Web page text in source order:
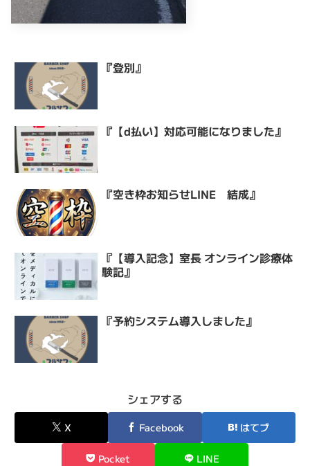
『登別』
『【d払い】対応可能になりました』
『空き枠お知らせLINE 結成』
『【導入記念】室長 オンライン診療体
験記』
『予約システム導入しました』
シェアする
X Facebook はてブ
Pocket LINE